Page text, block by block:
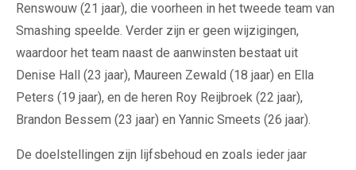
Renswouw (21 jaar), die voorheen in het tweede team van
Smashing speelde. Verder zijn er geen wijzigingen,
waardoor het team naast de aanwinsten bestaat uit
Denise Hall (23 jaar), Maureen Zewald (18 jaar) en Ella
Peters (19 jaar), en de heren Roy Reijbroek (22 jaar),
Brandon Bessem (23 jaar) en Yannic Smeets (26 jaar).
De doelstellingen zijn lijfsbehoud en zoals ieder jaar